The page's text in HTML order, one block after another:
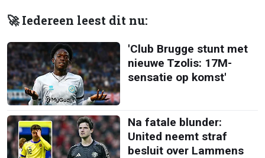
🚀 Iedereen leest dit nu:
'Club Brugge stunt met
nieuwe Tzolis: 17M-
sensatie op komst'
Na fatale blunder:
United neemt straf
besluit over Lammens